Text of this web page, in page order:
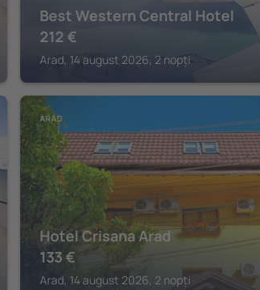
Best Western Central Hotel
212 €
Arad, 14 august 2026, 2 nopți
ARAD
Hotel Crisana Arad
133€
Arad, 14 august 2026, 2 nopți